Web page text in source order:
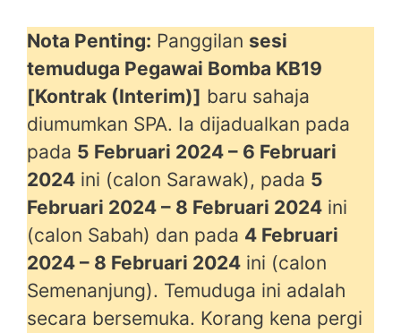
Nota Penting: Panggilan sesi
temuduga Pegawai Bomba KB19
[Kontrak (Interim)] baru sahaja
diumumkan SPA. Ia dijadualkan pada
pada 5 Februari 2024 – 6 Februari
2024 ini (calon Sarawak), pada 5
Februari 2024 – 8 Februari 2024 ini
(calon Sabah) dan pada 4 Februari
2024 – 8 Februari 2024 ini (calon
Semenanjung). Temuduga ini adalah
secara bersemuka. Korang kena pergi